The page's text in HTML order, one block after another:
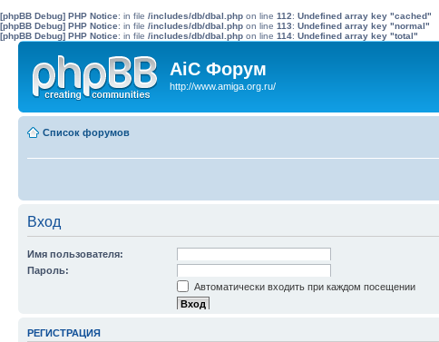
[phpBB Debug] PHP Notice: in file /includes/db/dbal.php on line 112: Undefined array key "cached"
[phpBB Debug] PHP Notice: in file /includes/db/dbal.php on line 113: Undefined array key "normal"
[phpBB Debug] PHP Notice: in file /includes/db/dbal.php on line 114: Undefined array key "total"
AiC Форум
http://www.amiga.org.ru/
Список форумов
Вход
Имя пользователя:
Пароль:
Забыли пароль?
Повторно выслать письмо для активации учётной записи
Автоматически входить при каждом посещении
Скрыть моё пребывание на конференции в этот раз
РЕГИСТРАЦИЯ